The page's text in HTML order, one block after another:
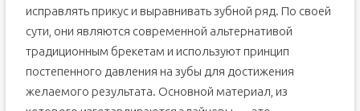
исправлять прикус и выравнивать зубной ряд. По своей
сути, они являются современной альтернативой
традиционным брекетам и используют принцип
постепенного давления на зубы для достижения
желаемого результата. Основной материал, из